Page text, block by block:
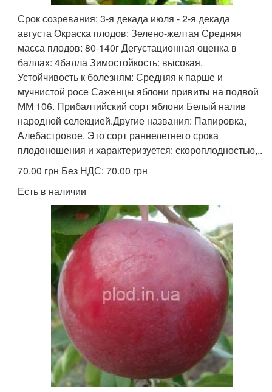
Срок созревания: 3-я декада июля - 2-я декада
августа Окраска плодов: Зелено-желтая Средняя
масса плодов: 80-140г Дегустационная оценка в
баллах: 4балла Зимостойкость: высокая.
Устойчивость к болезням: Средняя к парше и
мучнистой росе Саженцы яблони привиты на подвой
ММ 106. Прибалтийский сорт яблони Белый налив
народной селекцией.Другие названия: Папировка,
Алебастровое. Это сорт раннелетнего срока
плодоношения и характеризуется: скороплодностью,..
70.00 грн Без НДС: 70.00 грн
Есть в наличии